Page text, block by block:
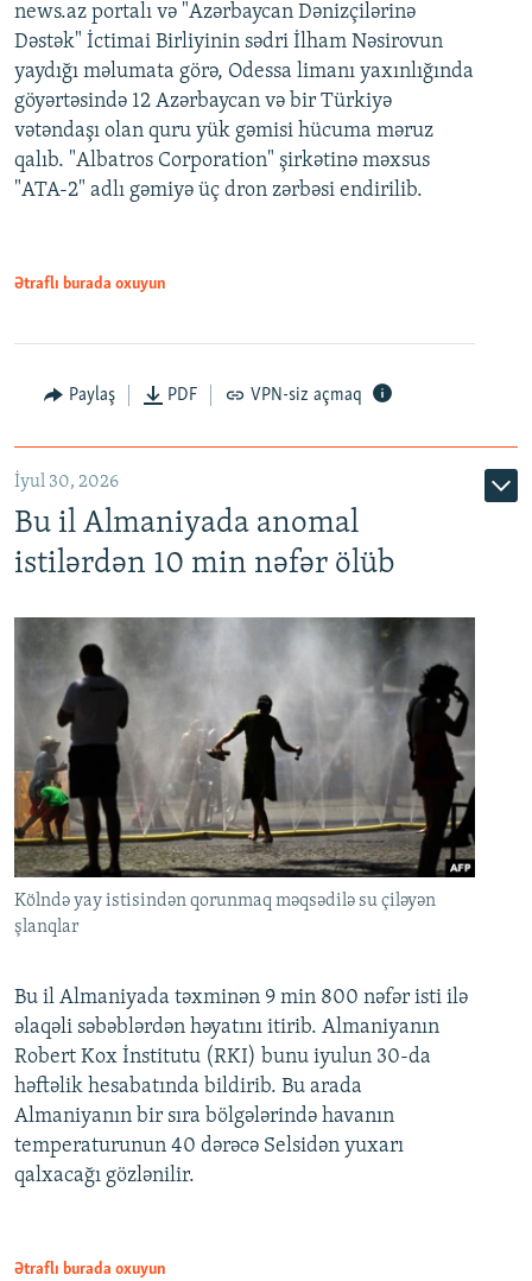
news.az portalı və "Azərbaycan Dənizçilərinə
Dəstək" İctimai Birliyinin sədri İlham Nəsirovun
yaydığı məlumata görə, Odessa limanı yaxınlığında
göyərtəsində 12 Azərbaycan və bir Türkiyə
vətəndaşı olan quru yük gəmisi hücuma məruz
qalıb. "Albatros Corporation" şirkətinə məxsus
"ATA-2" adlı gəmiyə üç dron zərbəsi endirilib.
Ətraflı burada oxuyun
Paylaş PDF VPN-siz açmaq
İyul 30, 2026
Bu il Almaniyada anomal
istilərdən 10 min nəfər ölüb
Kölndə yay istisindən qorunmaq məqsədilə su çiləyən
şlanqlar
Bu il Almaniyada təxminən 9 min 800 nəfər isti ilə
əlaqəli səbəblərdən həyatını itirib. Almaniyanın
Robert Kox İnstitutu (RKI) bunu iyulun 30-da
həftəlik hesabatında bildirib. Bu arada
Almaniyanın bir sıra bölgələrində havanın
temperaturunun 40 dərəcə Selsidən yuxarı
qalxacağı gözlənilir.
Ətraflı burada oxuyun